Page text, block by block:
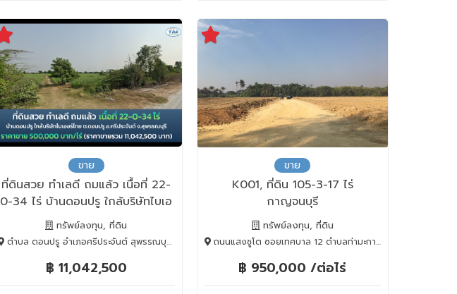
ขาย
ที่ดินสวย ทำเลดี ถมแล้ว เนื้อที่ 22-
0-34 ไร่ บ้านดอนปรู ใกล้บริษัทไบเอ
อร์ไทย ต.ดอนปรู อ.ศรีประจันต์
จ.สุพรรณบุรี
ทรัพย์ลงทุน, ที่ดิน
ตำบล ดอนปรู อำเภอศรีประจันต์ สุพรรณบุรี 72140, ศรีประจันต์, Suphan Buri, 72140
฿ 11,042,500
ขาย
K001, ที่ดิน 105-3-17 ไร่
กาญจนบุรี
ทรัพย์ลงทุน, ที่ดิน
ถนนแสงชูโต ซอยเทศบาล 12 ตำบลท่ามะกา, ท่ามะกา, Kanchanaburi, 71120
฿ 950,000 /ต่อไร่